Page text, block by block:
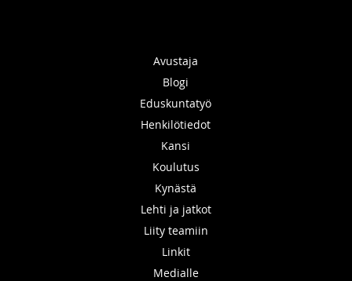
Avustaja
Blogi
Eduskuntatyö
Henkilötiedot
Kansi
Koulutus
Kynästä
Lehti ja jatkot
Liity teamiin
Linkit
Medialle